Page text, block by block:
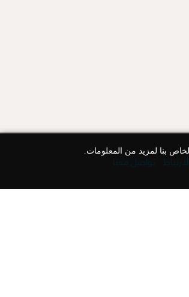
بنا لمزيد من المعلومات.
تواصل معنا